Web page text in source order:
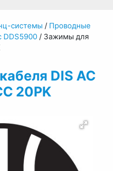
системы / Проводные
DDS5900/ Зажимы для
DIS AC
20PK